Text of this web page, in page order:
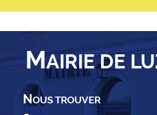
MAIRIE DE
NOUS TROUVER